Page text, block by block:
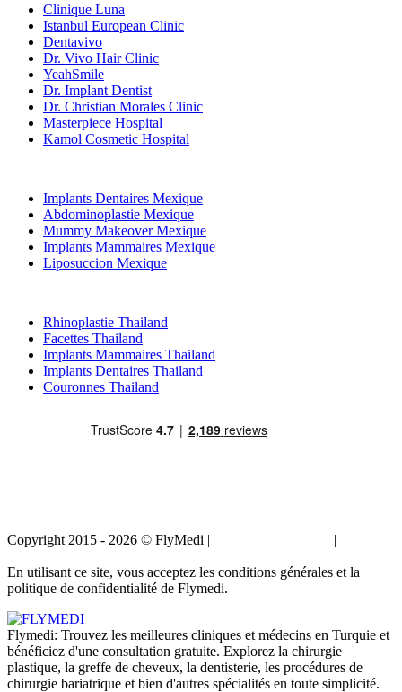
Clinique Luna
Istanbul European Clinic
Dentavivo
Dr. Vivo Hair Clinic
YeahSmile
Dr. Implant Dentist
Dr. Christian Morales Clinic
Masterpiece Hospital
Kamol Cosmetic Hospital
Implants Dentaires Mexique
Abdominoplastie Mexique
Mummy Makeover Mexique
Implants Mammaires Mexique
Liposuccion Mexique
Rhinoplastie Thailand
Facettes Thailand
Implants Mammaires Thailand
Implants Dentaires Thailand
Couronnes Thailand
Copyright 2015 - 2026 © FlyMedi | |
En utilisant ce site, vous acceptez les conditions générales et la
politique de confidentialité de Flymedi.
Flymedi: Trouvez les meilleures cliniques et médecins en Turquie et
bénéficiez d'une consultation gratuite. Explorez la chirurgie
plastique, la greffe de cheveux, la dentisterie, les procédures de
chirurgie bariatrique et bien d'autres spécialités en toute simplicité.